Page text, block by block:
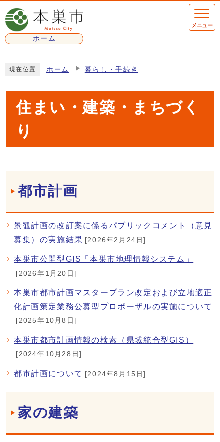
ページの先頭です
ホーム
メニュー
現在位置 ホーム 暮らし・手続き
住まい・建築・まちづく
り
メインメニュー
都市計画
景観計画の改訂案に係るパブリックコメント（意見
募集）の実施結果 [2026年2月24日]
本巣市公開型GIS「本巣市地理情報システム」
[2026年1月20日]
本巣市都市計画マスタープラン改定および立地適正
化計画策定業務公募型プロポーザルの実施について
[2025年10月8日]
本巣市都市計画情報の検索（県域統合型GIS）
[2024年10月28日]
都市計画について [2024年8月15日]
家の建築